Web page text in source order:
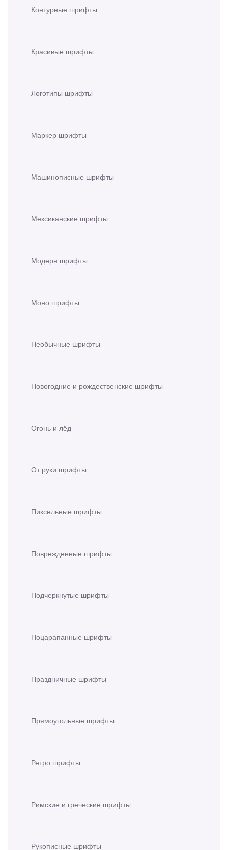
Контурные шрифты
Красивые шрифты
Логотипы шрифты
Маркер шрифты
Машинописные шрифты
Мексиканские шрифты
Модерн шрифты
Моно шрифты
Необычные шрифты
Новогодние и рождественские шрифты
Огонь и лёд
От руки шрифты
Пиксельные шрифты
Поврежденные шрифты
Подчеркнутые шрифты
Поцарапанные шрифты
Праздничные шрифты
Прямоугольные шрифты
Ретро шрифты
Римские и греческие шрифты
Рукописные шрифты